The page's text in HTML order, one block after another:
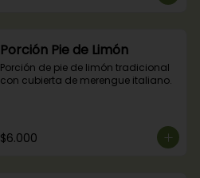
Porción Pie de Limón
Porción de pie de limón tradicional
con cubierta de merengue italiano.
$6.000